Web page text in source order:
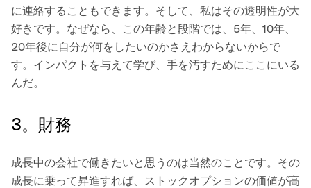
に連絡することもできます。そして、私はその透明性が大
好きです。なぜなら、この年齢と段階では、5年、10年、
20年後に自分が何をしたいのかさえわからないからで
す。インパクトを与えて学び、手を汚すためにここにいる
んだ。
3。財務
成長中の会社で働きたいと思うのは当然のことです。その
成長に乗って昇進すれば、ストックオプションの価値が高